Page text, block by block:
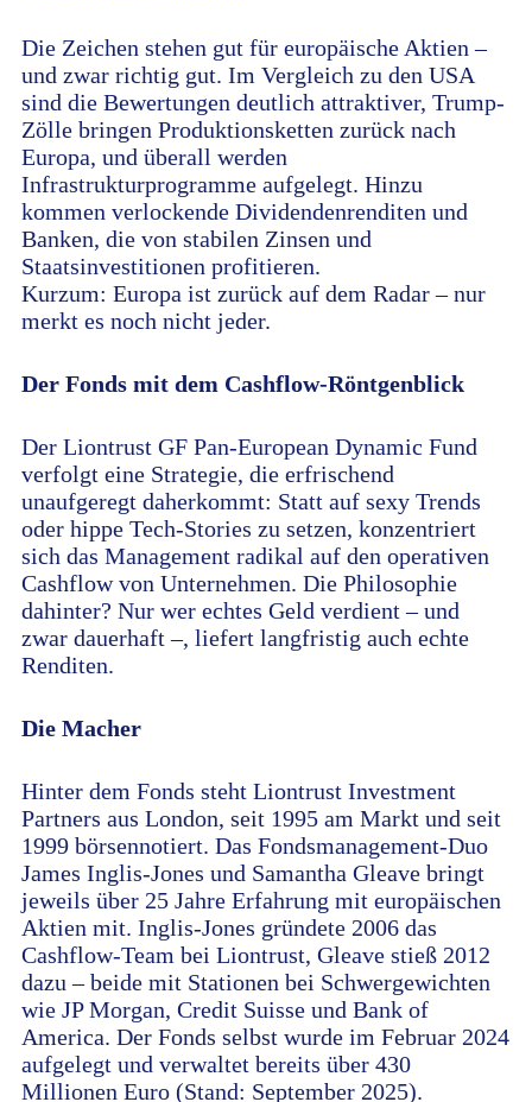
Die Zeichen stehen gut für europäische Aktien –
und zwar richtig gut. Im Vergleich zu den USA
sind die Bewertungen deutlich attraktiver, Trump-
Zölle bringen Produktionsketten zurück nach
Europa, und überall werden
Infrastrukturprogramme aufgelegt. Hinzu
kommen verlockende Dividendenrenditen und
Banken, die von stabilen Zinsen und
Staatsinvestitionen profitieren.
Kurzum: Europa ist zurück auf dem Radar – nur
merkt es noch nicht jeder.
Der Fonds mit dem Cashflow-Röntgenblick
Der Liontrust GF Pan-European Dynamic Fund
verfolgt eine Strategie, die erfrischend
unaufgeregt daherkommt: Statt auf sexy Trends
oder hippe Tech-Stories zu setzen, konzentriert
sich das Management radikal auf den operativen
Cashflow von Unternehmen. Die Philosophie
dahinter? Nur wer echtes Geld verdient – und
zwar dauerhaft –, liefert langfristig auch echte
Renditen.
Die Macher
Hinter dem Fonds steht Liontrust Investment
Partners aus London, seit 1995 am Markt und seit
1999 börsennotiert. Das Fondsmanagement-Duo
James Inglis-Jones und Samantha Gleave bringt
jeweils über 25 Jahre Erfahrung mit europäischen
Aktien mit. Inglis-Jones gründete 2006 das
Cashflow-Team bei Liontrust, Gleave stieß 2012
dazu – beide mit Stationen bei Schwergewichten
wie JP Morgan, Credit Suisse und Bank of
America. Der Fonds selbst wurde im Februar 2024
aufgelegt und verwaltet bereits über 430
Millionen Euro (Stand: September 2025).